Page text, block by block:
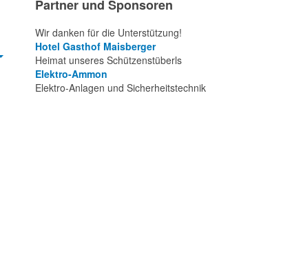
Partner und Sponsoren
Wir danken für die Unterstützung!
Hotel Gasthof Maisberger
Heimat unseres Schützenstüberls
Elektro-Ammon
Elektro-Anlagen und Sicherheitstechnik